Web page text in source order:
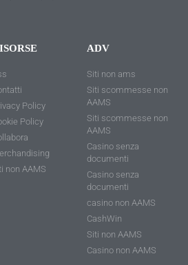
Policy
Policy
non AAMS
ADV
Siti non ams
Siti scommesse non
AAMS
Siti scommesse non
AAMS
Casino senza
documenti
Casino senza
documenti
casino non AAMS
CashWin
Siti non AAMS
Casino non AAMS